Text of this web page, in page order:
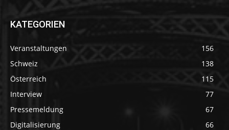
KATEGORIEN
Veranstaltungen
156
Schweiz
138
Österreich
115
Interview
77
Pressemeldung
67
Digitalisierung
66